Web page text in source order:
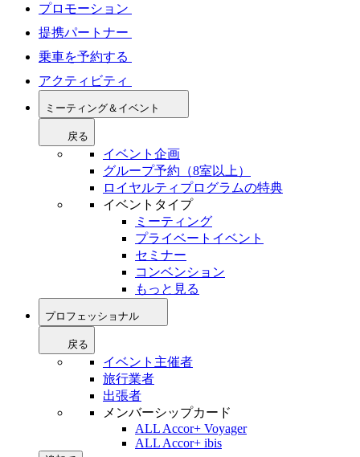
プロモーション
提携パートナー
乗車を予約する
アクティビティ
ミーティング＆イベント
戻る
イベント企画
グループ予約（8室以上）
ロイヤルティプログラムの特典
イベントタイプ
ミーティング
プライベートイベント
セミナー
コンベンション
もっと見る
プロフェッショナル
戻る
イベント主催者
旅行業者
出張者
メンバーシップカード
ALL Accor+ Voyager
ALL Accor+ ibis